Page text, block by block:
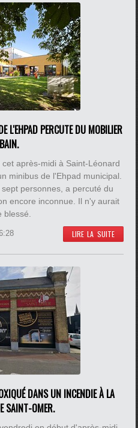
L'EHPAD PERCUTE DU MOBILIER
après-midi à Saint-Léonard
minibus de l'Ehpad municipal.
personnes, a percuté du
encore inconnue. Il n'y aurait
blessé.
LIRE LA SUITE
DANS UN INCENDIE À LA
SAINT-OMER.